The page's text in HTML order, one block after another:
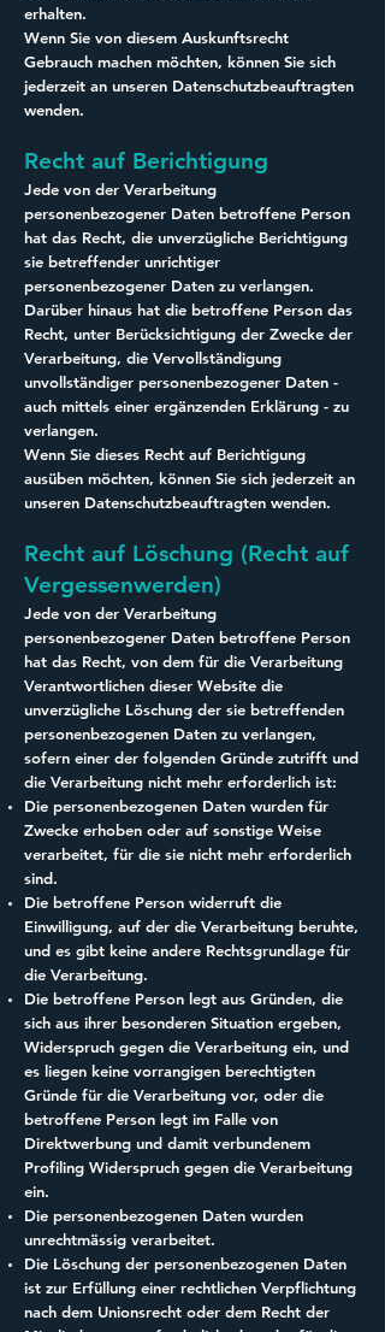
erhalten.
Wenn Sie von diesem Auskunftsrecht
Gebrauch machen möchten, können Sie sich
jederzeit an unseren Datenschutzbeauftragten
wenden.
Recht auf Berichtigung
Jede von der Verarbeitung
personenbezogener Daten betroffene Person
hat das Recht, die unverzügliche Berichtigung
sie betreffender unrichtiger
personenbezogener Daten zu verlangen.
Darüber hinaus hat die betroffene Person das
Recht, unter Berücksichtigung der Zwecke der
Verarbeitung, die Vervollständigung
unvollständiger personenbezogener Daten -
auch mittels einer ergänzenden Erklärung - zu
verlangen.
Wenn Sie dieses Recht auf Berichtigung
ausüben möchten, können Sie sich jederzeit an
unseren Datenschutzbeauftragten wenden.
Recht auf Löschung (Recht auf
Vergessenwerden)
Jede von der Verarbeitung
personenbezogener Daten betroffene Person
hat das Recht, von dem für die Verarbeitung
Verantwortlichen dieser Website die
unverzügliche Löschung der sie betreffenden
personenbezogenen Daten zu verlangen,
sofern einer der folgenden Gründe zutrifft und
die Verarbeitung nicht mehr erforderlich ist:
Die personenbezogenen Daten wurden für
Zwecke erhoben oder auf sonstige Weise
verarbeitet, für die sie nicht mehr erforderlich
sind.
Die betroffene Person widerruft die
Einwilligung, auf der die Verarbeitung beruhte,
und es gibt keine andere Rechtsgrundlage für
die Verarbeitung.
Die betroffene Person legt aus Gründen, die
sich aus ihrer besonderen Situation ergeben,
Widerspruch gegen die Verarbeitung ein, und
es liegen keine vorrangigen berechtigten
Gründe für die Verarbeitung vor, oder die
betroffene Person legt im Falle von
Direktwerbung und damit verbundenem
Profiling Widerspruch gegen die Verarbeitung
ein.
Die personenbezogenen Daten wurden
unrechtmässig verarbeitet.
Die Löschung der personenbezogenen Daten
ist zur Erfüllung einer rechtlichen Verpflichtung
nach dem Unionsrecht oder dem Recht der